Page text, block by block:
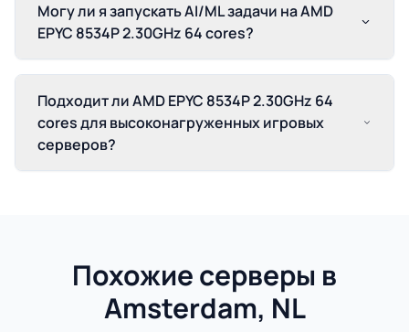
Могу ли я запускать AI/ML задачи на AMD
EPYC 8534P 2.30GHz 64 cores?
Подходит ли AMD EPYC 8534P 2.30GHz 64
cores для высоконагруженных игровых
серверов?
Похожие серверы в
Amsterdam, NL